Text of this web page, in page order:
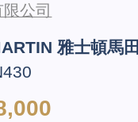
公司
雅士頓馬田